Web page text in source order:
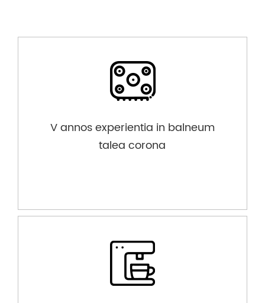
V annos experientia in balneum
talea corona